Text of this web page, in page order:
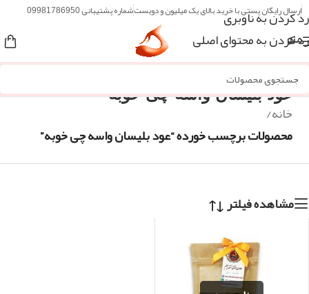
رد کردن به ناوبری
رد کردن به محتوای اصلی
ارسال رایگان پستی با خرید بالای یک میلیون و دویستشماره پشتیبانی 09981786950
منو
عود بلیسان واسه چی خوبه
خانه/
محصولات برچسب خورده “عود بلیسان واسه چی خوبه”
مشاهده فیلتر